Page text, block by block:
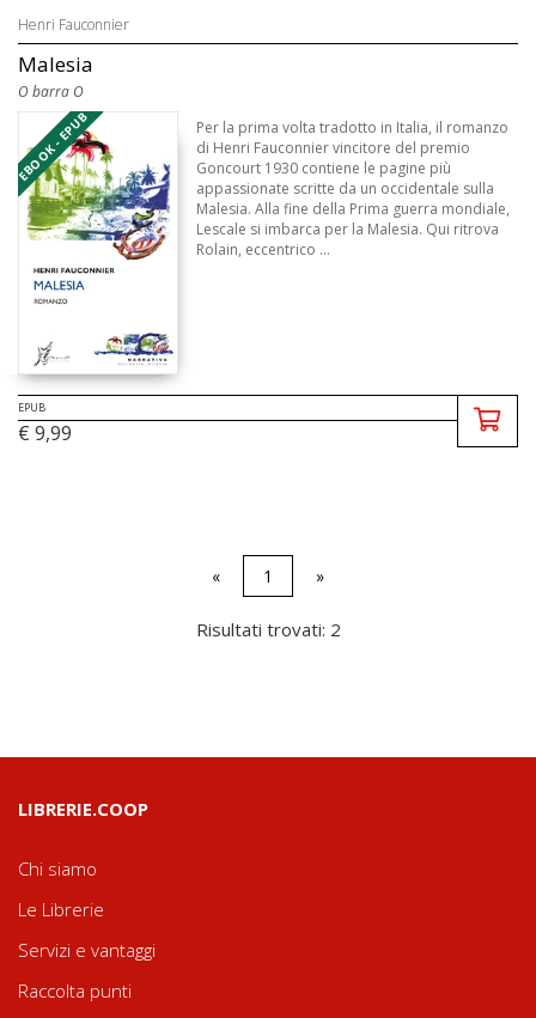
Henri Fauconnier
Malesia
O barra O
EBOOK - EPUB
Per la prima volta tradotto in Italia, il romanzo
di Henri Fauconnier vincitore del premio
Goncourt 1930 contiene le pagine più
appassionate scritte da un occidentale sulla
Malesia. Alla fine della Prima guerra mondiale,
Lescale si imbarca per la Malesia. Qui ritrova
Rolain, eccentrico ...
EPUB
€ 9,99
« 1 »
Risultati trovati: 2
LIBRERIE.COOP
Chi siamo
Le Librerie
Servizi e vantaggi
Raccolta punti